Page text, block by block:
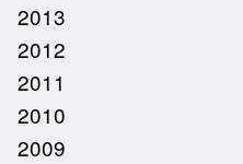
2013
2012
2011
2010
2009